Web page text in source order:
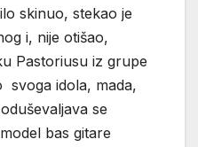
skinuo, stekao je
i, nije otišao,
Pastoriusu iz grupe
svoga idola, mada,
se
bas gitare